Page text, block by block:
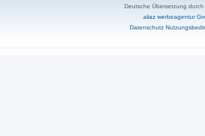
Deutsche Übersetzung durch
aliaz werbeagentur
Datenschutz